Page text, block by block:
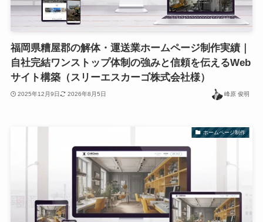
福岡県糟屋郡の解体・運送業ホームページ制作実績｜
自社完結ワンストップ体制の強みと信頼を伝えるWeb
サイト構築（スリーエスカーゴ株式会社様）
2025年12月9日 2026年8月5日 峰原 俊明
ホームページ制作